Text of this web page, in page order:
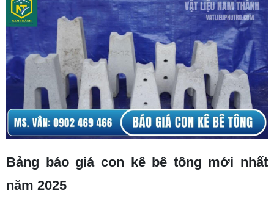
Bảng báo giá con kê bê tông mới nhất
năm 2025